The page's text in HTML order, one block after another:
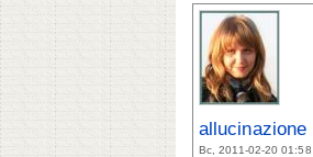
allucinazione
Вс, 2011-02-20 01:58